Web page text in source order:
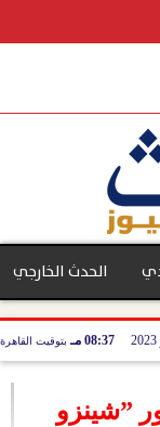
الحدث الخارجي
08:37 مـ بتوقيت القاهرة
”شينزو